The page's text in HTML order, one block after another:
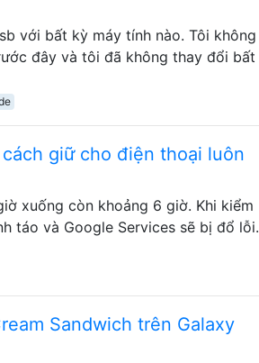
với bất kỳ máy tính nào. Tôi không
đây và tôi đã không thay đổi bất
giữ cho điện thoại luôn
xuống còn khoảng 6 giờ. Khi kiểm
táo và Google Services sẽ bị đổ lỗi.
Sandwich trên Galaxy